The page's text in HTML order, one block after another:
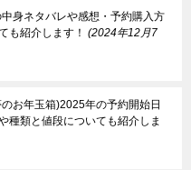
身ネタバレや感想・予約購入方
も紹介します！
2024年12月7
お年玉箱)2025年の予約開始日
種類と値段についても紹介しま